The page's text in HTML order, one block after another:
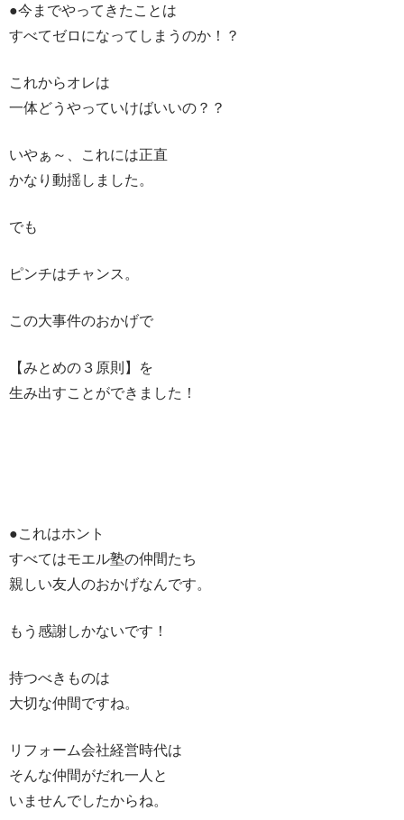
●今までやってきたことは
すべてゼロになってしまうのか！？
これからオレは
一体どうやっていけばいいの？？
いやぁ～、これには正直
かなり動揺しました。
でも
ピンチはチャンス。
この大事件のおかげで
【みとめの３原則】を
生み出すことができました！
●これはホント
すべてはモエル塾の仲間たち
親しい友人のおかげなんです。
もう感謝しかないです！
持つべきものは
大切な仲間ですね。
リフォーム会社経営時代は
そんな仲間がだれ一人と
いませんでしたからね。